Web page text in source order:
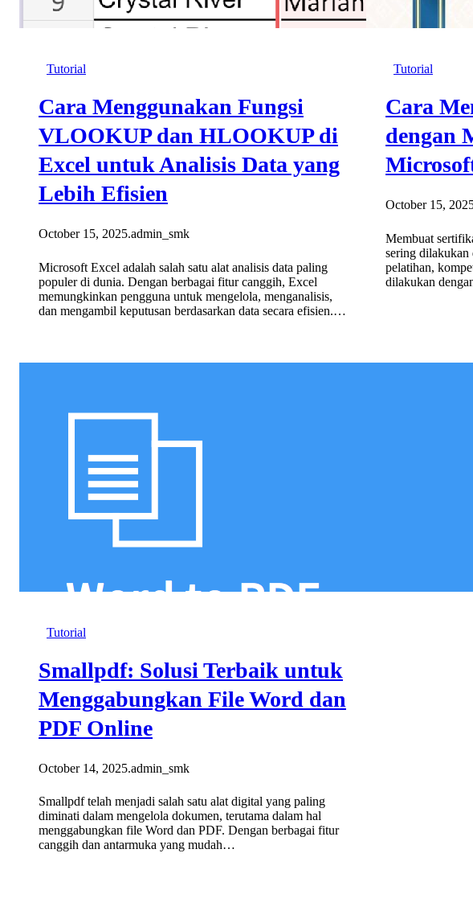
Tutorial
Cara Menggunakan Fungsi
VLOOKUP dan HLOOKUP di
Excel untuk Analisis Data yang
Lebih Efisien
October 15, 2025.admin_smk
Microsoft Excel adalah salah satu alat analisis data paling
populer di dunia. Dengan berbagai fitur canggih, Excel
memungkinkan pengguna untuk mengelola, menganalisis,
dan mengambil keputusan berdasarkan data secara efisien.…
Tutorial
Cara
dengan
October 15,
Membuat
sering dilakukan
pelatihan,
dilakukan
Tutorial
Smallpdf: Solusi Terbaik untuk
Menggabungkan File Word dan
PDF Online
October 14, 2025.admin_smk
Smallpdf telah menjadi salah satu alat digital yang paling
diminati dalam mengelola dokumen, terutama dalam hal
menggabungkan file Word dan PDF. Dengan berbagai fitur
canggih dan antarmuka yang mudah…